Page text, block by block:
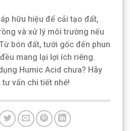
hữu hiệu để cải tạo đất,
và xử lý môi trường nếu
bón đất, tưới gốc đến phun
mang lại lợi ích riêng.
Humic Acid chưa? Hãy
vấn chi tiết nhé!